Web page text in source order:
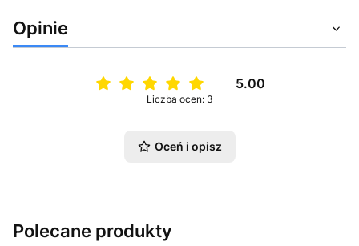
Opinie
5.00
Liczba ocen: 3
Oceń i opisz
Polecane produkty